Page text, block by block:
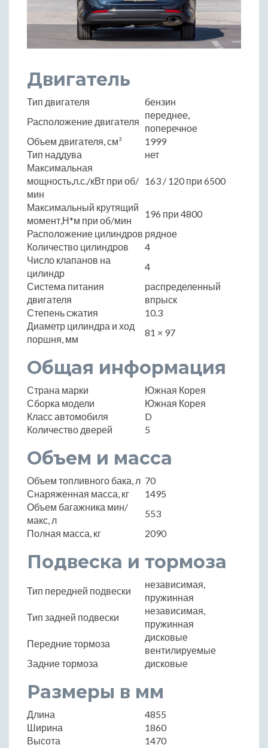
Двигатель
Тип двигателя
бензин
Расположение двигателя
переднее,
поперечное
Объем двигателя, см³
1999
Тип наддува
нет
Максимальная
мощность,л.с./кВт при об/
мин
163 / 120 при 6500
Максимальный крутящий
момент,Н*м при об/мин
196 при 4800
Расположение цилиндров рядное
Количество цилиндров
4
Число клапанов на
цилиндр
4
Система питания
двигателя
распределенный
впрыск
Степень сжатия
10.3
Диаметр цилиндра и ход
поршня, мм
81 × 97
Общая информация
Страна марки
Южная Корея
Сборка модели
Южная Корея
Класс автомобиля
D
Количество дверей
5
Объем и масса
Объем топливного бака, л 70
Снаряженная масса, кг
1495
Объем багажника мин/
макс, л
553
Полная масса, кг
2090
Подвеска и тормоза
Тип передней подвески
независимая,
пружинная
Тип задней подвески
независимая,
пружинная
Передние тормоза
дисковые
вентилируемые
Задние тормоза
дисковые
Размеры в мм
Длина
4855
Ширина
1860
Высота
1470